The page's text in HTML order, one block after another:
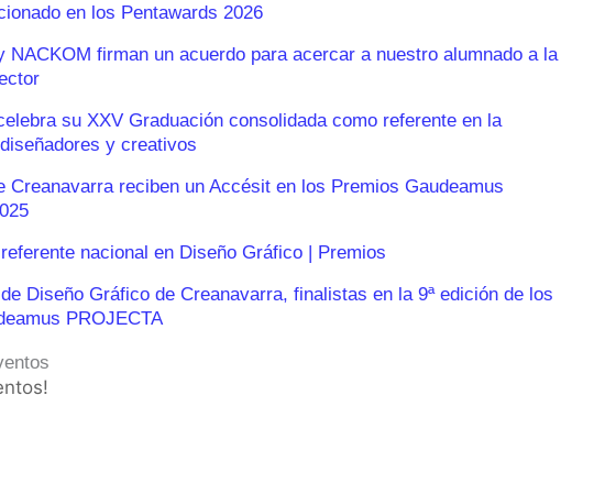
en los Pentawards 2026
NACKOM firman un acuerdo para acercar a nuestro alumnado a la
su XXV Graduación consolidada como referente en la
y creativos
Creanavarra reciben un Accésit en los Premios Gaudeamus
nacional en Diseño Gráfico | Premios
Diseño Gráfico de Creanavarra, finalistas en la 9ª edición de los
PROJECTA